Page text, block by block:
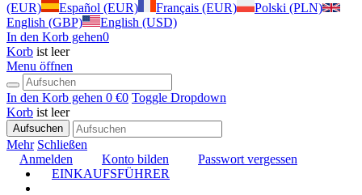
(EUR)
Español (EUR) Français (EUR)
Polski (PLN)
English (GBP)
English (USD)
In den Korb gehen0
Korb ist leer
Menu öffnen
In den Korb gehen 0 €0 Toggle Dropdown
Korb ist leer
Aufsuchen
Mehr Schließen
Anmelden
Konto bilden
Passwort vergessen
EINKAUFSFÜHRER